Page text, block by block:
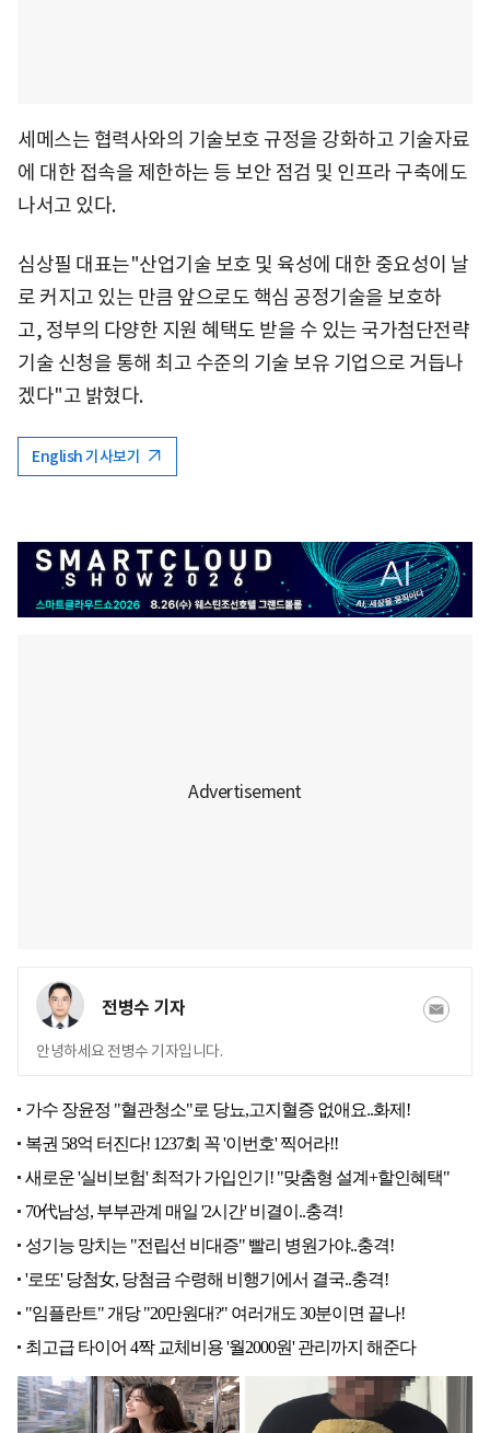
세메스는 협력사와의 기술보호 규정을 강화하고 기술자료
에 대한 접속을 제한하는 등 보안 점검 및 인프라 구축에도
나서고 있다.
심상필 대표는"산업기술 보호 및 육성에 대한 중요성이 날
로 커지고 있는 만큼 앞으로도 핵심 공정기술을 보호하
고, 정부의 다양한 지원 혜택도 받을 수 있는 국가첨단전략
기술 신청을 통해 최고 수준의 기술 보유 기업으로 거듭나
겠다"고 밝혔다.
English 기사보기
전병수 기자
안녕하세요 전병수 기자입니다.